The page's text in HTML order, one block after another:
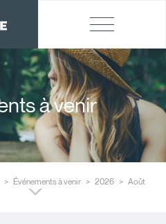
à venir
Événements à venir 2026
Août